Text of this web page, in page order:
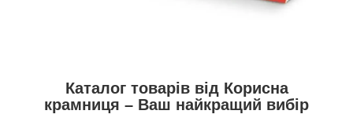
Каталог товарів від Корисна
крамниця – Ваш найкращий вибір